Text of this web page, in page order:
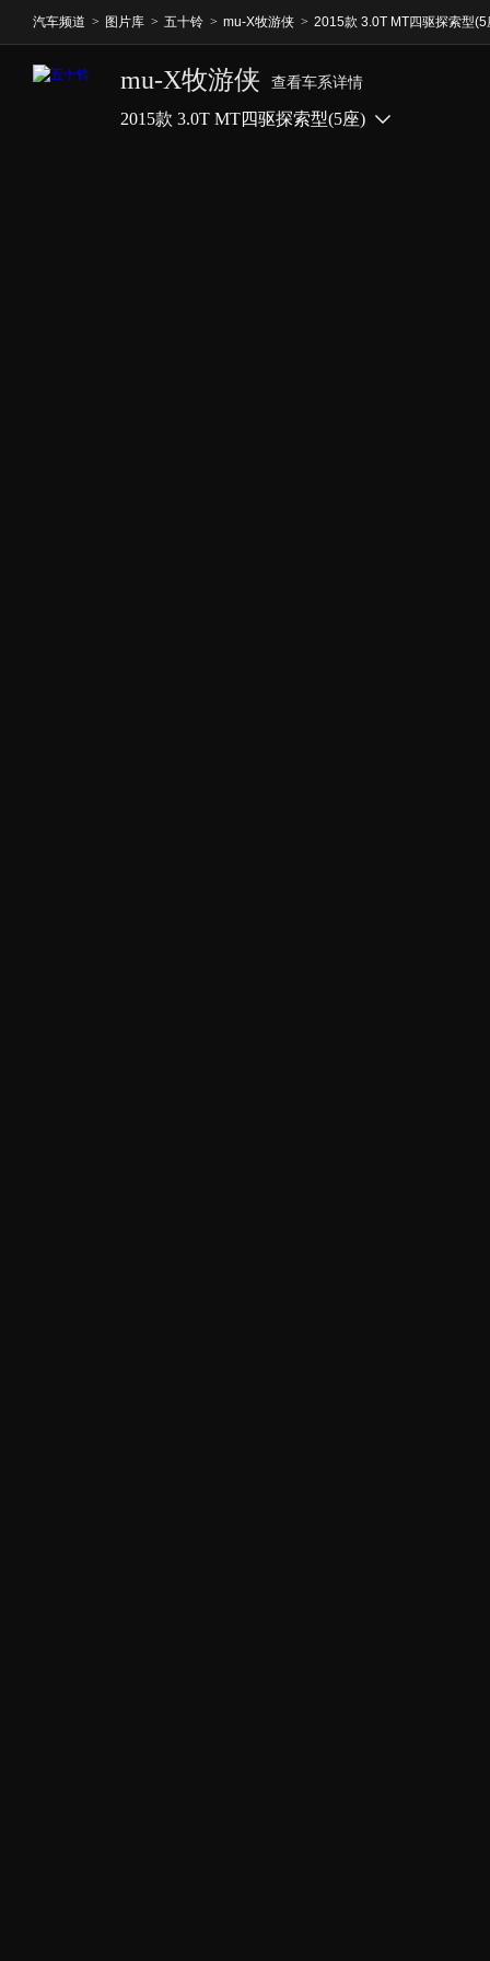
汽车频道 > 图片库 > 五十铃 > mu-X牧游侠 > 2015款 3.0T MT四驱探索型(5
mu-X牧游侠 查看车系详情
2015款 3.0T MT四驱探索型(5座)